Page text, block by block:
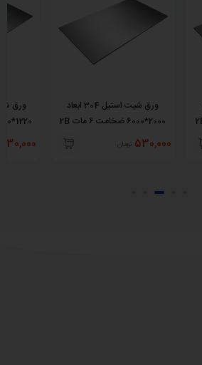
ورق شیت استیل 304 ابعاد
2000*6000 ضخامت 6 مات 2B
530,000 تومان
1220*2440 ضخامت 3 مات 2B